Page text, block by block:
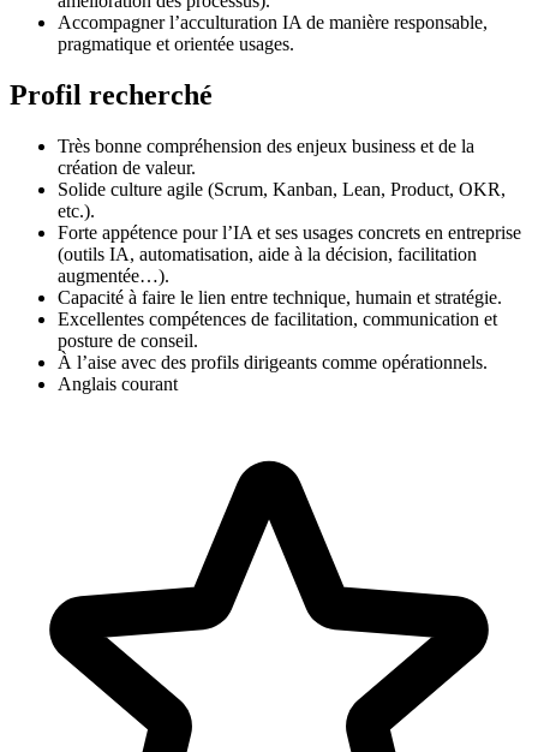
Accompagner l’acculturation IA de manière responsable,
pragmatique et orientée usages.
Profil recherché
Très bonne compréhension des enjeux business et de la
création de valeur.
Solide culture agile (Scrum, Kanban, Lean, Product, OKR,
etc.).
Forte appétence pour l’IA et ses usages concrets en entreprise
(outils IA, automatisation, aide à la décision, facilitation
augmentée…).
Capacité à faire le lien entre technique, humain et stratégie.
Excellentes compétences de facilitation, communication et
posture de conseil.
À l’aise avec des profils dirigeants comme opérationnels.
Anglais courant